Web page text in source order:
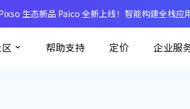
生态新品 Paico 全新上线！智能构建全栈应
帮助支持 定价 企业服